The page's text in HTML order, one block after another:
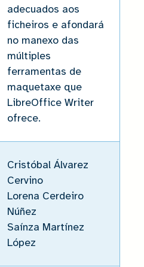
adecuados aos
ficheiros e afondará
no manexo das
múltiples
ferramentas de
maquetaxe que
LibreOffice Writer
ofrece.
Cristóbal Álvarez
Cervino
Lorena Cerdeiro
Núñez
Saínza Martínez
López